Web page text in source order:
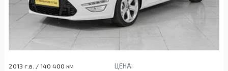
2013 г.в. / 140 400 км ЦЕНА: